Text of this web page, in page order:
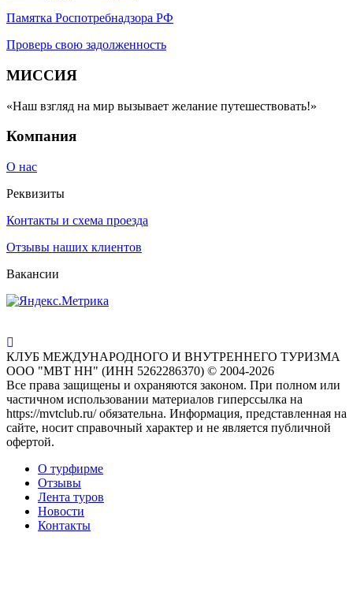
Памятка Роспотребнадзора РФ
Проверь свою задолженность
МИССИЯ
«Наш взгляд на мир вызывает желание путешествовать!»
Компания
О нас
Реквизиты
Контакты и схема проезда
Отзывы наших клиентов
Вакансии
КЛУБ МЕЖДУНАРОДНОГО И ВНУТРЕННЕГО ТУРИЗМА
ООО "МВТ НН" (ИНН 5262286370) © 2004-2026
Все права защищены и охраняются законом. При полном или
частичном использовании материалов гиперссылка на
https://mvtclub.ru/ обязательна. Информация, представленная на
сайте, носит справочный характер и не является публичной
офертой.
О турфирме
Отзывы
Лента туров
Новости
Контакты